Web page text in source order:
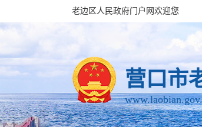
老边区人民政府门户网欢迎您
营口市